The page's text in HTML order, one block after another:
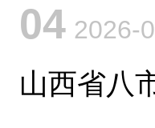
04 2026-
山西省八